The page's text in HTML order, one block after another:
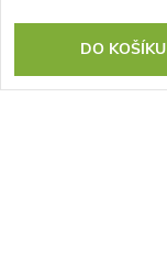
DO KOŠÍKU